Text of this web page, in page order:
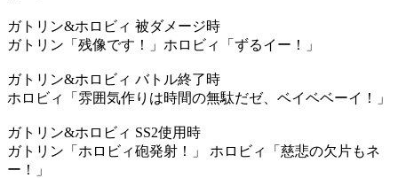
ガトリン&ホロビィ 被ダメージ時
ガトリン「残像です！」ホロビィ「ずるイー！」
ガトリン&ホロビィ バトル終了時
ホロビィ「雰囲気作りは時間の無駄だゼ、ベイベベーイ！」
ガトリン&ホロビィ SS2使用時
ガトリン「ホロビィ砲発射！」 ホロビィ「慈悲の欠片もネ
ー！」